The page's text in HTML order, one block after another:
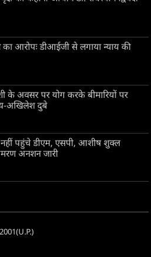
का आरोपः डीआईजी से लगाया न्याय की
के अवसर पर योग करके बीमारियों पर
अखिलेश दुबे
नहीं पहुंचे डीएम, एसपी, आशीष शुक्ल
अनशन जारी